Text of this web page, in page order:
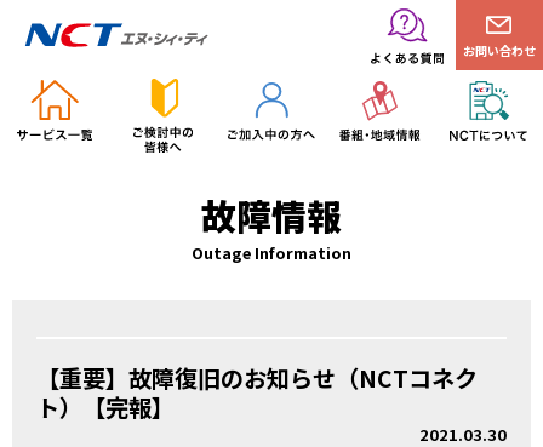
お問い合わせ
故障情報
Outage Information
【重要】故障復旧のお知らせ（NCTコネク
ト）【完報】
2021.03.30